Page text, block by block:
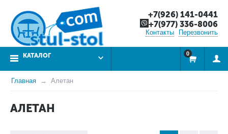
+7(926) 141-0441
+7(977) 336-8006
Контакты Перезвонить
КАТАЛОГ 0
Главная Алетан
АЛЕТАН